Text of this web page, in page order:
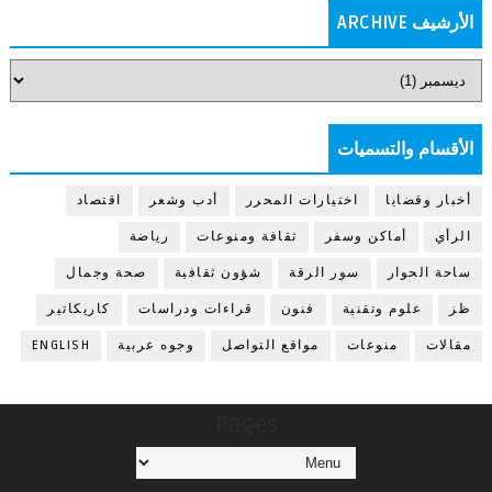
الأرشيف ARCHIVE
الأقسام والتسميات
أخبار وقضايا اختيارات المحرر أدب وشعر اقتصاد
الرأي أماكن وسفر ثقافة ومنوعات رياضة
ساحة الحوار سور الرقة شؤون ثقافية صحة وجمال
ظز علوم وتقنية فنون قراءات ودراسات كاريكاتير
مقالات منوعات مواقع التواصل وجوه عربية ENGLISH